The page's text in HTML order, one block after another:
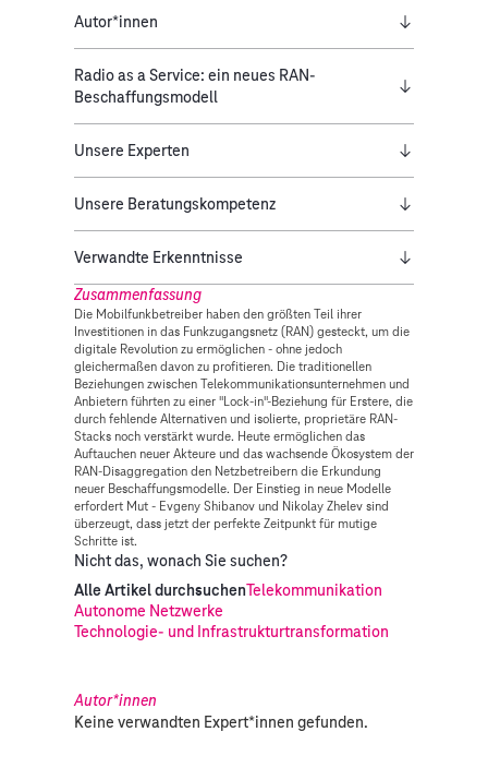
Zusammenfassung
Die Mobilfunkbetreiber haben den größten Teil ihrer
Investitionen in das Funkzugangsnetz (RAN) gesteckt, um die
digitale Revolution zu ermöglichen - ohne jedoch
gleichermaßen davon zu profitieren. Die traditionellen
Beziehungen zwischen Telekommunikationsunternehmen und
Anbietern führten zu einer "Lock-in"-Beziehung für Erstere, die
durch fehlende Alternativen und isolierte, proprietäre RAN-
Stacks noch verstärkt wurde. Heute ermöglichen das
Auftauchen neuer Akteure und das wachsende Ökosystem der
RAN-Disaggregation den Netzbetreibern die Erkundung
neuer Beschaffungsmodelle. Der Einstieg in neue Modelle
erfordert Mut - Evgeny Shibanov und Nikolay Zhelev sind
überzeugt, dass jetzt der perfekte Zeitpunkt für mutige
Schritte ist.
Nicht das, wonach Sie suchen?
Alle Artikel durchsuchenTelekommunikation
Autonome Netzwerke
Technologie- und Infrastrukturtransformation
Autor*innen
Keine verwandten Expert*innen gefunden.
Autor*innen
Radio as a Service: ein neues RAN-
Beschaffungsmodell
Unsere Experten
Unsere Beratungskompetenz
Verwandte Erkenntnisse